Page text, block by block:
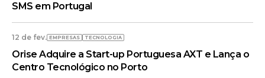
SMS em Portugal
12 de fev. EMPRESAS TECNOLOGIA
Orise Adquire a Start-up Portuguesa AXT e Lança o
Centro Tecnológico no Porto